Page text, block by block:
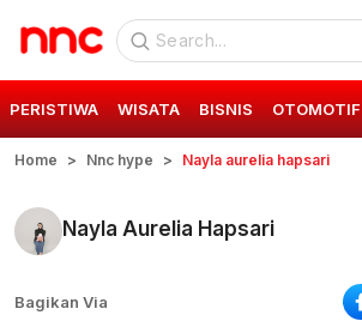
PERISTIWA WISATA BISNIS OTOMOTIF
Home Nnc hype Nayla aurelia hapsari
Nayla Aurelia Hapsari
Bagikan Via